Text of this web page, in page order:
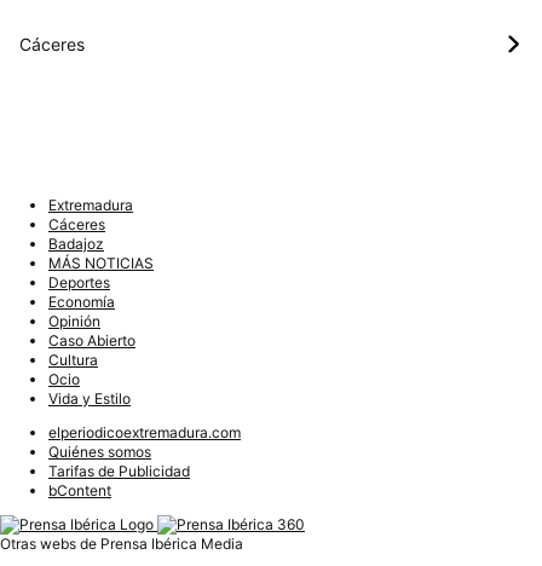
Cáceres
Extremadura
Cáceres
Badajoz
MÁS NOTICIAS
Deportes
Economía
Opinión
Caso Abierto
Cultura
Ocio
Vida y Estilo
elperiodicoextremadura.com
Quiénes somos
Tarifas de Publicidad
bContent
Otras webs de Prensa Ibérica Media